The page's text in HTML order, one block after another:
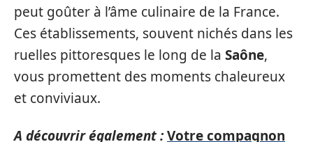
peut goûter à l’âme culinaire de la France.
Ces établissements, souvent nichés dans les
ruelles pittoresques le long de la Saône,
vous promettent des moments chaleureux
et conviviaux.
A découvrir également :Votre compagnon